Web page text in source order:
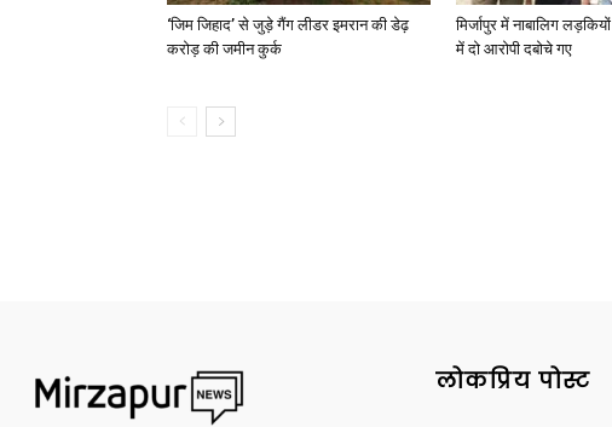
‘जिम जिहाद’ से जुड़े गैंग लीडर इमरान की डेढ़
करोड़ की जमीन कुर्क
मिर्जापुर में नाबालिग
में दो आरोपी दबोचे गए
लोकप्रिय पोस्ट